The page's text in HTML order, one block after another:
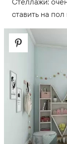
ставить на